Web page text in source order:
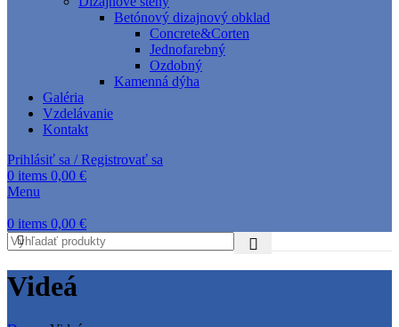
Betónový dizajnový obklad
Concrete&Corten
Jednofarebný
Ozdobný
Kamenná dýha
Galéria
Vzdelávanie
Kontakt
Prihlásiť sa / Registrovať sa
0 items 0,00 €
Menu
0 items 0,00 €
Videá